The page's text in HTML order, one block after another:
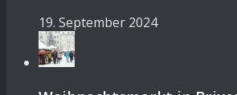
19. September 2024